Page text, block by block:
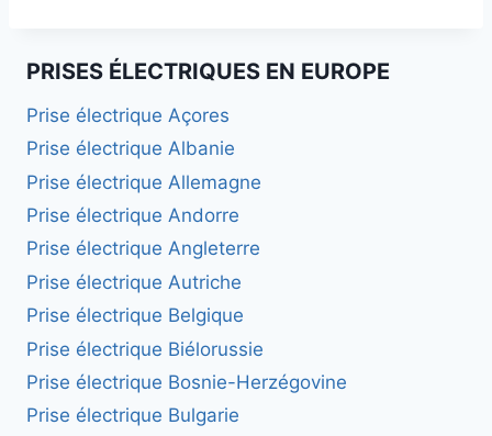
PRISES ÉLECTRIQUES EN EUROPE
Prise électrique Açores
Prise électrique Albanie
Prise électrique Allemagne
Prise électrique Andorre
Prise électrique Angleterre
Prise électrique Autriche
Prise électrique Belgique
Prise électrique Biélorussie
Prise électrique Bosnie-Herzégovine
Prise électrique Bulgarie